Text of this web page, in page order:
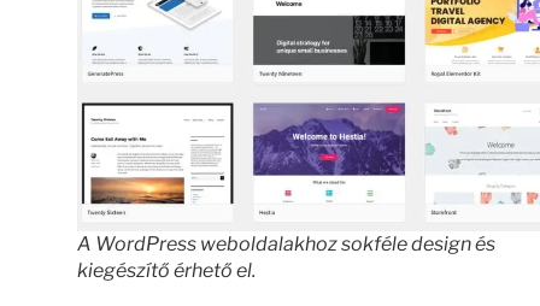
A WordPress weboldalakhoz sokféle design és
kiegészítő érhető el.